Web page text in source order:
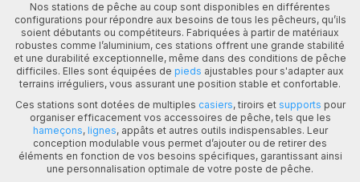
Nos stations de pêche au coup sont disponibles en différentes
configurations pour répondre aux besoins de tous les pêcheurs, qu’ils
soient débutants ou compétiteurs. Fabriquées à partir de matériaux
robustes comme l’aluminium, ces stations offrent une grande stabilité
et une durabilité exceptionnelle, même dans des conditions de pêche
difficiles. Elles sont équipées de pieds ajustables pour s'adapter aux
terrains irréguliers, vous assurant une position stable et confortable.
Ces stations sont dotées de multiples casiers, tiroirs et supports pour
organiser efficacement vos accessoires de pêche, tels que les
hameçons, lignes, appâts et autres outils indispensables. Leur
conception modulable vous permet d’ajouter ou de retirer des
éléments en fonction de vos besoins spécifiques, garantissant ainsi
une personnalisation optimale de votre poste de pêche.